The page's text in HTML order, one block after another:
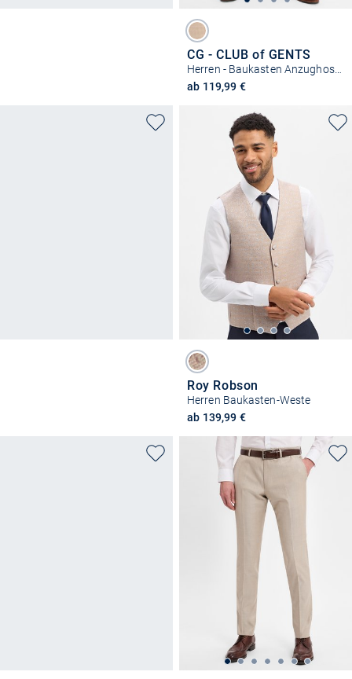
CG - CLUB of GENTS
Herren - Baukasten Anzughose - Cedric
ab 119,99 €
Roy Robson
Herren Baukasten-Weste
ab 139,99 €